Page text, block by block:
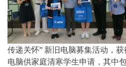
传递关怀” 新旧电脑募集活动，
电脑供家庭清寒学生申请，其中